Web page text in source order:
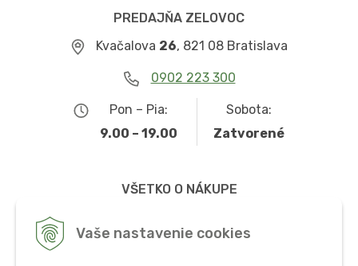
Vaše nastavenie cookies
PREDAJŇA ZELOVOC
Kvačalova 26, 821 08 Bratislava
0902 223 300
Pon – Pia:
9.00 – 19.00
Sobota:
Zatvorené
VŠETKO O NÁKUPE